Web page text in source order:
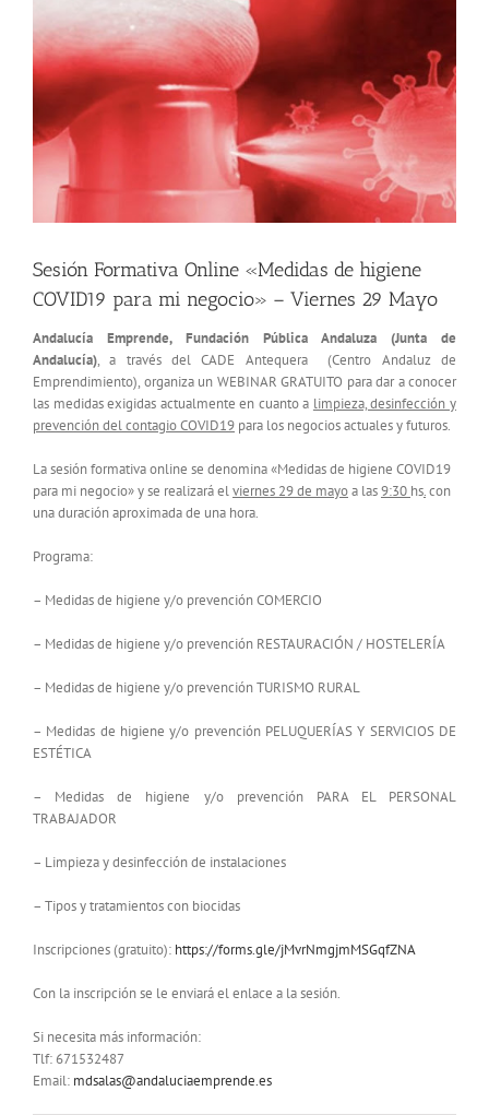
grande
Sesión Formativa Online «Medidas de higiene
COVID19 para mi negocio» – Viernes 29 Mayo
Andalucía Emprende, Fundación Pública Andaluza (Junta de
Andalucía), a través del CADE Antequera (Centro Andaluz de
Emprendimiento), organiza un WEBINAR GRATUITO para dar a conocer
las medidas exigidas actualmente en cuanto a limpieza, desinfección y
prevención del contagio COVID19 para los negocios actuales y futuros.
La sesión formativa online se denomina «Medidas de higiene COVID19
para mi negocio» y se realizará elviernes 29 de mayoa las9:30 hs.con
una duración aproximada de una hora.
Programa:
– Medidas de higiene y/o prevención COMERCIO
– Medidas de higiene y/o prevención RESTAURACIÓN / HOSTELERÍA
– Medidas de higiene y/o prevención TURISMO RURAL
– Medidas de higiene y/o prevención PELUQUERÍAS Y SERVICIOS DE
ESTÉTICA
– Medidas de higiene y/o prevención PARA EL PERSONAL
TRABAJADOR
– Limpieza y desinfección de instalaciones
– Tipos y tratamientos con biocidas
Inscripciones (gratuito): https://forms.gle/jMvrNmgjmMSGqfZNA
Con la inscripción se le enviará el enlace a la sesión.
Si necesita más información:
Tlf: 671532487
Email: mdsalas@andaluciaemprende.es